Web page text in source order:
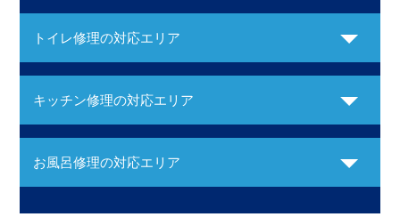
トイレ修理の対応エリア
キッチン修理の対応エリア
お風呂修理の対応エリア